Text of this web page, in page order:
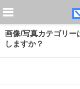
画像/写真カテゴリー
しますか？